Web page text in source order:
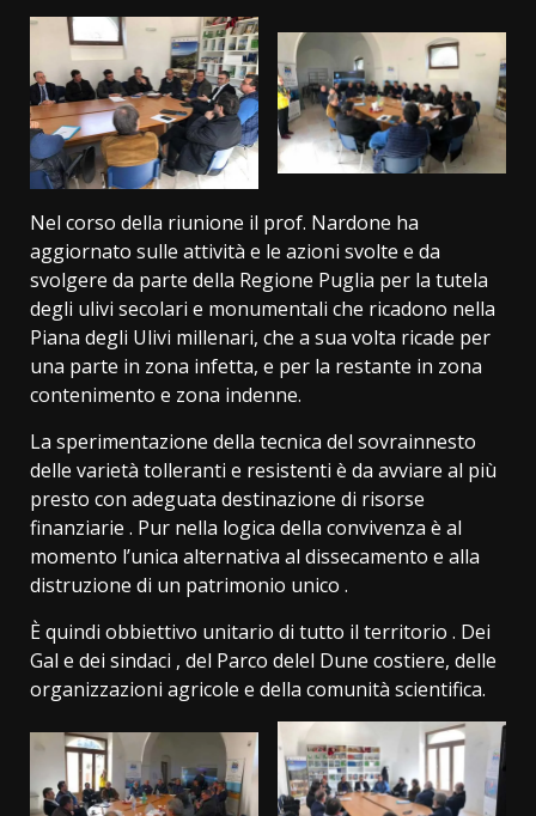
Nel corso della riunione il prof. Nardone ha
aggiornato sulle attività e le azioni svolte e da
svolgere da parte della Regione Puglia per la tutela
degli ulivi secolari e monumentali che ricadono nella
Piana degli Ulivi millenari, che a sua volta ricade per
una parte in zona infetta, e per la restante in zona
contenimento e zona indenne.
La sperimentazione della tecnica del sovrainnesto
delle varietà tolleranti e resistenti è da avviare al più
presto con adeguata destinazione di risorse
finanziarie . Pur nella logica della convivenza è al
momento l’unica alternativa al dissecamento e alla
distruzione di un patrimonio unico .
È quindi obbiettivo unitario di tutto il territorio . Dei
Gal e dei sindaci , del Parco delel Dune costiere, delle
organizzazioni agricole e della comunità scientifica.